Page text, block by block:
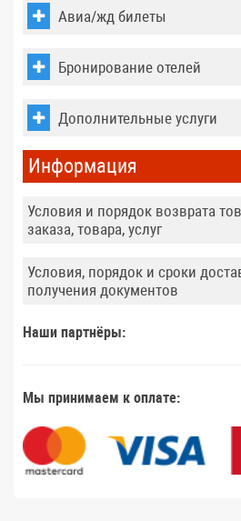
Авиа/жд билеты
Бронирование отелей
Дополнительные услуги
Информация
Условия и порядок возврата
заказа, товара, услуг
Условия, порядок и сроки
получения документов
Наши партнёры:
Мы принимаем к оплате: